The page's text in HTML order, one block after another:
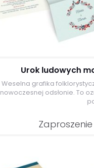
Urok ludowych
Weselna grafika
nowoczesnej odsłonie. To